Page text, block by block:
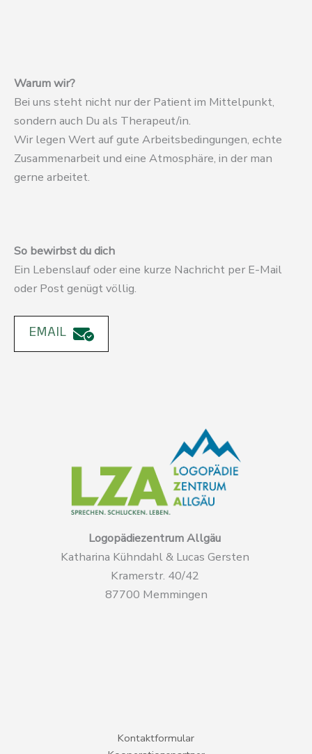
Warum wir?
Bei uns steht nicht nur der Patient im Mittelpunkt,
sondern auch Du als Therapeut/in.
Wir legen Wert auf gute Arbeitsbedingungen, echte
Zusammenarbeit und eine Atmosphäre, in der man
gerne arbeitet.
So bewirbst du dich
Ein Lebenslauf oder eine kurze Nachricht per E-Mail
oder Post genügt völlig.
EMAIL
Logopädiezentrum Allgäu
Katharina Kühndahl & Lucas Gersten
Kramerstr. 40/42
87700 Memmingen
Kontaktformular